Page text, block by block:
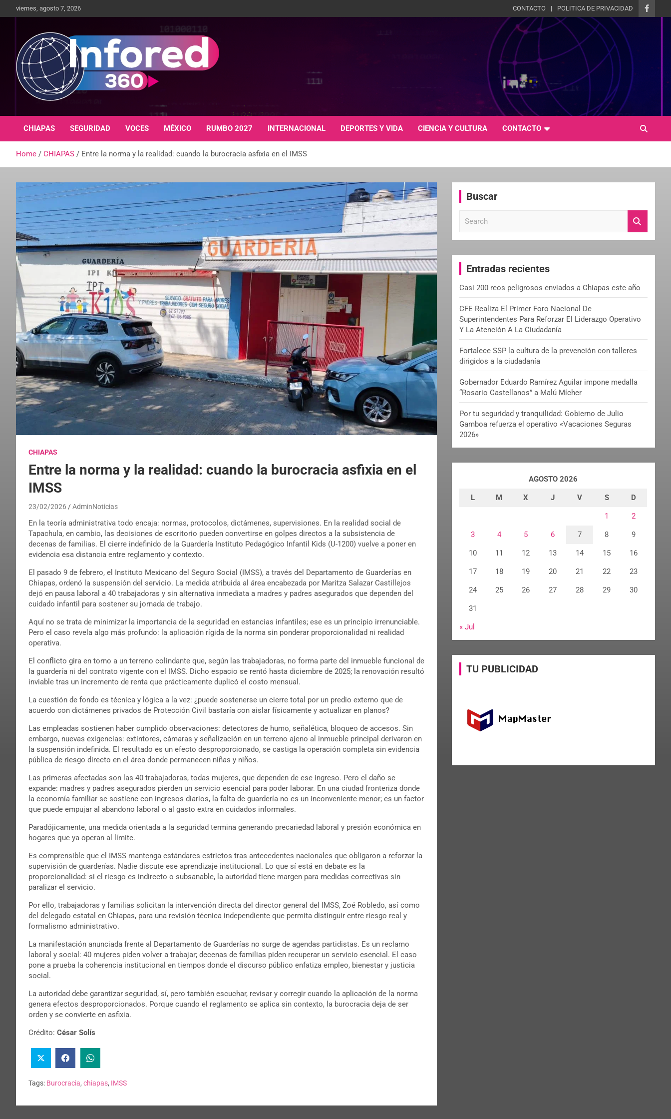
viernes, agosto 7, 2026 CONTACTO POLITICA DE PRIVACIDAD
infored360.mx
CHIAPAS SEGURIDAD VOCES MÉXICO RUMBO 2027 INTERNACIONAL DEPORTES Y VIDA CIENCIA Y CULTURA CONTACTO
Home CHIAPAS Entre la norma y la realidad: cuando la burocracia asfixia en el IMSS
CHIAPAS
Entre la norma y la realidad: cuando la burocracia asfixia en el
IMSS
23/02/2026 AdminNoticias
En la teoría administrativa todo encaja: normas, protocolos, dictámenes, supervisiones. En la realidad social de
Tapachula, en cambio, las decisiones de escritorio pueden convertirse en golpes directos a la subsistencia de
decenas de familias. El cierre indefinido de la Guardería Instituto Pedagógico Infantil Kids (U-1200) vuelve a poner en
evidencia esa distancia entre reglamento y contexto.
El pasado 9 de febrero, el Instituto Mexicano del Seguro Social (IMSS), a través del Departamento de Guarderías en
Chiapas, ordenó la suspensión del servicio. La medida atribuida al área encabezada por Maritza Salazar Castillejos
dejó en pausa laboral a 40 trabajadoras y sin alternativa inmediata a madres y padres asegurados que dependen del
cuidado infantil para sostener su jornada de trabajo.
Aquí no se trata de minimizar la importancia de la seguridad en estancias infantiles; ese es un principio irrenunciable.
Pero el caso revela algo más profundo: la aplicación rígida de la norma sin ponderar proporcionalidad ni realidad
operativa.
El conflicto gira en torno a un terreno colindante que, según las trabajadoras, no forma parte del inmueble funcional de
la guardería ni del contrato vigente con el IMSS. Dicho espacio se rentó hasta diciembre de 2025; la renovación resultó
inviable tras un incremento de renta que prácticamente duplicó el costo mensual.
La cuestión de fondo es técnica y lógica a la vez: ¿puede sostenerse un cierre total por un predio externo que de
acuerdo con dictámenes privados de Protección Civil bastaría con aislar físicamente y actualizar en planos?
Las empleadas sostienen haber cumplido observaciones: detectores de humo, señalética, bloqueo de accesos. Sin
embargo, nuevas exigencias: extintores, cámaras y señalización en un terreno ajeno al inmueble principal derivaron en
la suspensión indefinida. El resultado es un efecto desproporcionado, se castiga la operación completa sin evidencia
pública de riesgo directo en el área donde permanecen niñas y niños.
Las primeras afectadas son las 40 trabajadoras, todas mujeres, que dependen de ese ingreso. Pero el daño se
expande: madres y padres asegurados pierden un servicio esencial para poder laborar. En una ciudad fronteriza donde
la economía familiar se sostiene con ingresos diarios, la falta de guardería no es un inconveniente menor; es un factor
que puede empujar al abandono laboral o al gasto extra en cuidados informales.
Paradójicamente, una medida orientada a la seguridad termina generando precariedad laboral y presión económica en
hogares que ya operan al límite.
Es comprensible que el IMSS mantenga estándares estrictos tras antecedentes nacionales que obligaron a reforzar la
supervisión de guarderías. Nadie discute ese aprendizaje institucional. Lo que sí está en debate es la
proporcionalidad: si el riesgo es indirecto o subsanable, la autoridad tiene margen para medidas correctivas sin
paralizar el servicio.
Por ello, trabajadoras y familias solicitan la intervención directa del director general del IMSS, Zoé Robledo, así como
del delegado estatal en Chiapas, para una revisión técnica independiente que permita distinguir entre riesgo real y
formalismo administrativo.
La manifestación anunciada frente al Departamento de Guarderías no surge de agendas partidistas. Es un reclamo
laboral y social: 40 mujeres piden volver a trabajar; decenas de familias piden recuperar un servicio esencial. El caso
pone a prueba la coherencia institucional en tiempos donde el discurso público enfatiza empleo, bienestar y justicia
social.
La autoridad debe garantizar seguridad, sí, pero también escuchar, revisar y corregir cuando la aplicación de la norma
genera efectos desproporcionados. Porque cuando el reglamento se aplica sin contexto, la burocracia deja de ser
orden y se convierte en asfixia.
Crédito: César Solís
Tags: Burocracia, chiapas, IMSS
Buscar
c
Entradas recientes
Casi 200 reos peligrosos enviados a Chiapas este año
CFE Realiza El Primer Foro Nacional De
Superintendentes Para Reforzar El Liderazgo Operativo
Y La Atención A La Ciudadanía
Fortalece SSP la cultura de la prevención con talleres
dirigidos a la ciudadanía
Gobernador Eduardo Ramírez Aguilar impone medalla
“Rosario Castellanos” a Malú Mícher
Por tu seguridad y tranquilidad: Gobierno de Julio
Gamboa refuerza el operativo «Vacaciones Seguras
2026»
AGOSTO 2026
L M X J V S D
1 2
3 4 5 6 7 8 9
10 11 12 13 14 15 16
17 18 19 20 21 22 23
24 25 26 27 28 29 30
31
« Jul
TU PUBLICIDAD